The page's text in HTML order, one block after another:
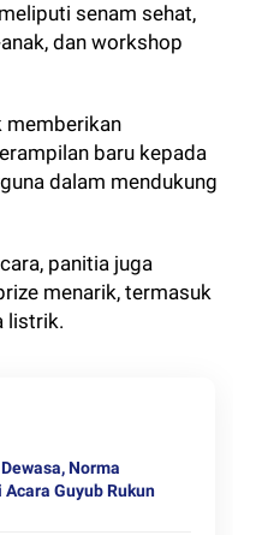
senam sehat,
dan workshop
memberikan
baru kepada
dalam mendukung
panitia juga
menarik, termasuk
listrik.
Norma
Guyub Rukun